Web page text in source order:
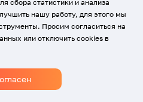
им. Митрофана Седина, 4
сбора статистики и анализа
нашу работу, для этого мы
Просим согласиться на
или отключить cookies в